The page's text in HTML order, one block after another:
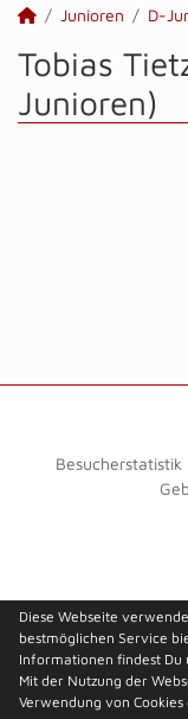
Junioren D-
Tobias
Junioren)
Besucherstatistik
Diese Webseite
bestmöglichen Service
Informationen findest Du
Mit der Nutzung der
Verwendung von